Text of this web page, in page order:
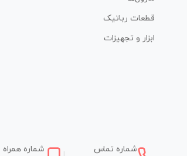
قطعات رباتیک
ابزار و تجهیزات
شماره تماس
شماره همراه